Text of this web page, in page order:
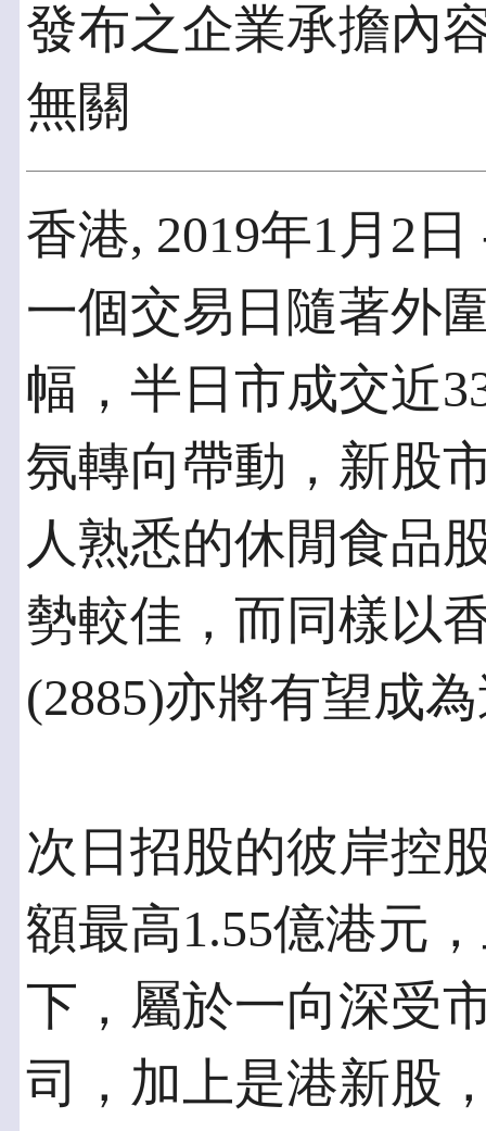
發布之企業承擔內
無關
香港, 2019年1月2
一個交易日隨著外
幅，半日市成交近
氛轉向帶動，新股
人熟悉的休閒食品
勢較佳，而同樣以
(2885)亦將有望成
次日招股的彼岸控
額最高1.55億港元
下，屬於一向深受
司，加上是港新股